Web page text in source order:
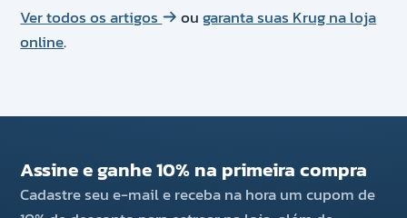
Ver todos os artigos ougaranta suas Krug na loja
online.
Assine e ganhe 10% na primeira compra
Cadastre seu e-mail e receba na hora um cupom de